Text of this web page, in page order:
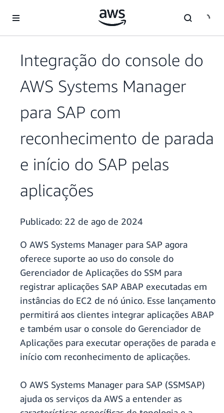
Pular para o conteúdo principal
Integração do console do
AWS Systems Manager
para SAP com
reconhecimento de parada
e início do SAP pelas
aplicações
Publicado: 22 de ago de 2024
O AWS Systems Manager para SAP agora
oferece suporte ao uso do console do
Gerenciador de Aplicações do SSM para
registrar aplicações SAP ABAP executadas em
instâncias do EC2 de nó único. Esse lançamento
permitirá aos clientes integrar aplicações ABAP
e também usar o console do Gerenciador de
Aplicações para executar operações de parada e
início com reconhecimento de aplicações.
O AWS Systems Manager para SAP (SSMSAP)
ajuda os serviços da AWS a entender as